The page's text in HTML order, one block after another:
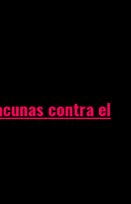
contra el